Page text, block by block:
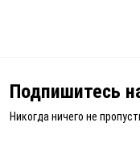
Подпишитесь
Никогда ничего не